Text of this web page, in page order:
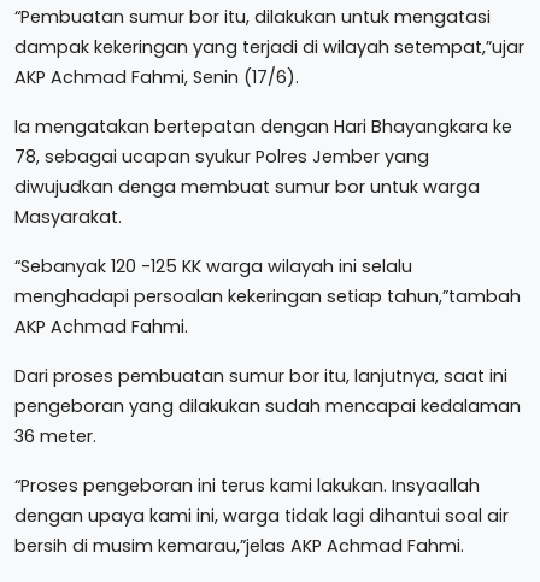
“Pembuatan sumur bor itu, dilakukan untuk mengatasi
dampak kekeringan yang terjadi di wilayah setempat,”ujar
AKP Achmad Fahmi, Senin (17/6).
Ia mengatakan bertepatan dengan Hari Bhayangkara ke
78, sebagai ucapan syukur Polres Jember yang
diwujudkan denga membuat sumur bor untuk warga
Masyarakat.
“Sebanyak 120 -125 KK warga wilayah ini selalu
menghadapi persoalan kekeringan setiap tahun,”tambah
AKP Achmad Fahmi.
Dari proses pembuatan sumur bor itu, lanjutnya, saat ini
pengeboran yang dilakukan sudah mencapai kedalaman
36 meter.
“Proses pengeboran ini terus kami lakukan. Insyaallah
dengan upaya kami ini, warga tidak lagi dihantui soal air
bersih di musim kemarau,”jelas AKP Achmad Fahmi.